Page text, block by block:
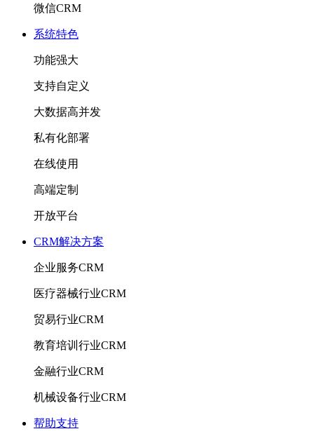
微信CRM
系统特色
功能强大
支持自定义
大数据高并发
私有化部署
在线使用
高端定制
开放平台
CRM解决方案
企业服务CRM
医疗器械行业CRM
贸易行业CRM
教育培训行业CRM
金融行业CRM
机械设备行业CRM
帮助支持